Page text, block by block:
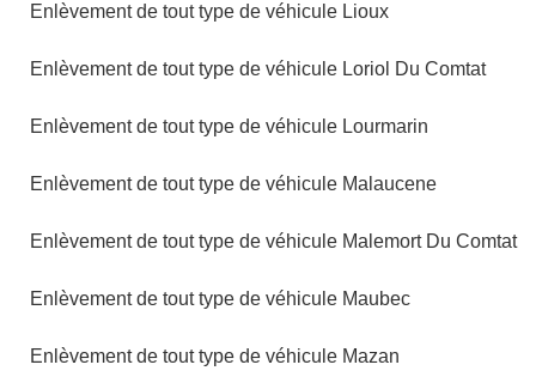
Enlèvement de tout type de véhicule Lioux
Enlèvement de tout type de véhicule Loriol Du Comtat
Enlèvement de tout type de véhicule Lourmarin
Enlèvement de tout type de véhicule Malaucene
Enlèvement de tout type de véhicule Malemort Du Comtat
Enlèvement de tout type de véhicule Maubec
Enlèvement de tout type de véhicule Mazan